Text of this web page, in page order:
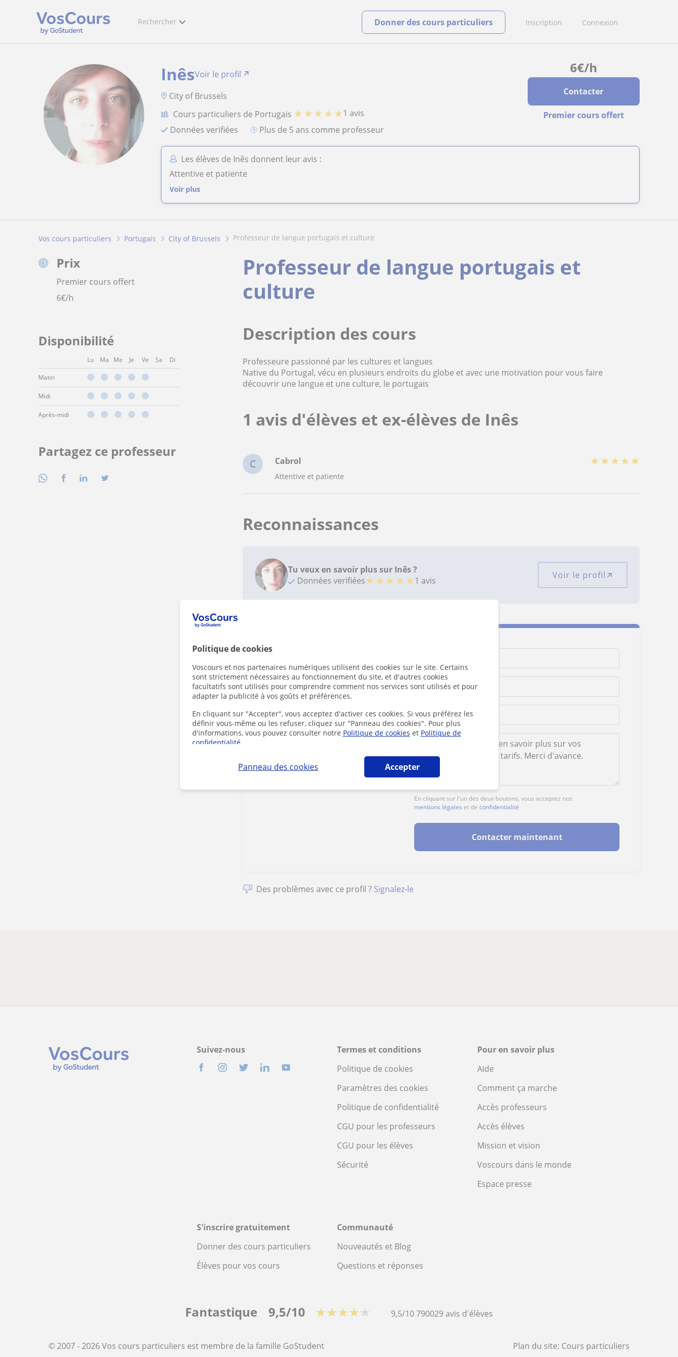
Politique de cookies
Voscours et nos partenaires numériques utilisent des cookies sur le site. Certains
sont strictement nécessaires au fonctionnement du site, et d'autres cookies
facultatifs sont utilisés pour comprendre comment nos services sont utilisés et pour
adapter la publicité à vos goûts et préférences.
En cliquant sur "Accepter", vous acceptez d'activer ces cookies. Si vous préférez les
définir vous-même ou les refuser, cliquez sur "Panneau des cookies". Pour plus
d'informations, vous pouvez consulter notre Politique de cookies et Politique de
confidentialité.
Panneau des cookies Accepter
Rechercher Inscription Connexion
Donner des cours particuliers
6€/h
Contacter
Premier cours offert
InêsVoir le profil
City of Brussels
Cours particuliers de Portugais ★ ★ ★ ★ ★1 avis
Données verifiées
plus de 5 ans comme professeur
Les élèves de Inês donnent leur avis :
Attentive et patiente
Voir plus
Vos cours particuliers Portugais City of Brussels professeur de langue portugais et culture
Prix
Premier cours offert
6€/h
Disponibilité
Lu Ma Me Je Ve Sa Di
Matin
Midi
Après-midi
Partagez ce professeur
Professeur de langue portugais et
culture
Description des cours
Professeure passionné par les cultures et langues
Native du Portugal, vécu en plusieurs endroits du globe et avec une motivation pour vous faire
découvrir une langue et une culture, le portugais
1 avis d'élèves et ex-élèves de Inês
C Cabrol ★ ★ ★ ★ ★
Attentive et patiente
Reconnaissances
Tu veux en savoir plus sur Inês ?
Données verifiées★ ★ ★ ★ ★1 avis Voir le profil
Contactez Inês
Tarif horaire
1er cours offert
En cliquant sur l'un des deux boutons, vous acceptez nos
mentions légales et deconfidentialité
Contacter maintenant
Des problèmes avec ce profil ? Signalez-le
Suivez-nous
Termes et conditions
Politique de cookies
Paramètres des cookies
Politique de confidentialité
CGU pour les professeurs
CGU pour les élèves
Sécurité
Pour en savoir plus
Aide
Comment ça marche
Accès professeurs
Accès élèves
Mission et vision
Voscours dans le monde
Espace presse
S'inscrire gratuitement
Donner des cours particuliers
Élèves pour vos cours
Communauté
Nouveautés et Blog
Questions et réponses
Fantastique 9,5/10 ★★★★★ 9,5/10790029avis d'élèves
© 2007 - 2026 Vos cours particuliers est membre de la famille GoStudent Plan du site: Cours particuliers